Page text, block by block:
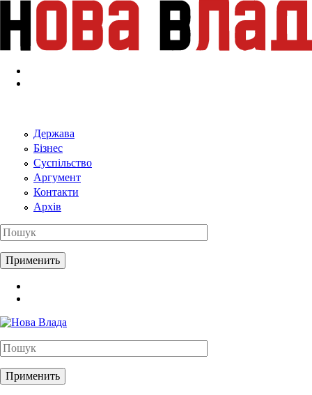
Перейти к основному содержанию
Держава
Бізнес
Суспільство
Аргумент
Контакти
Архів